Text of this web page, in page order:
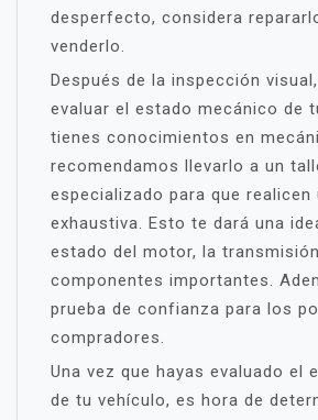
desperfecto, considera
venderlo.
Después de la inspección
evaluar el estado mecánico de
tienes conocimientos en
recomendamos llevarlo a un
especializado para que realicen
exhaustiva. Esto te dará una
estado del motor, la
componentes importantes.
prueba de confianza para los
compradores.
Una vez que hayas evaluado el
de tu vehículo, es hora de